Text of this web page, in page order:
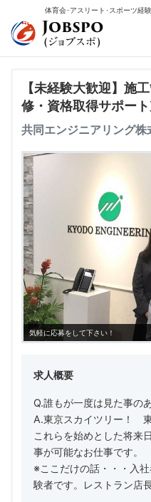
体育会･アスリート･スポーツ経
【未経験大歓迎】施
修・資格取得サポー
共同エンジニアリング株
気軽に応募をして下さい！
求人概要
Q.誰もが一度は見た事の
A.東京スカイツリー！ 東
これらを始めとした将来
事が可能なお仕事です。
※ここだけの話・・・入
験者です。レストラン店